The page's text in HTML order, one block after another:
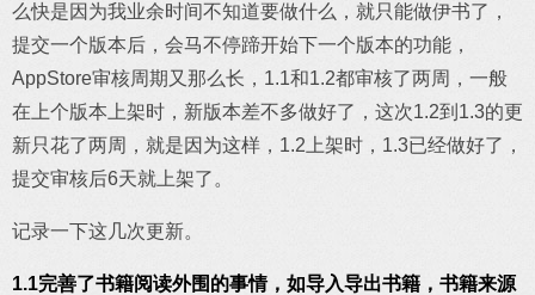
么快是因为我业余时间不知道要做什么，就只能做伊书了，
提交一个版本后，会马不停蹄开始下一个版本的功能，
AppStore审核周期又那么长，1.1和1.2都审核了两周，一般
在上个版本上架时，新版本差不多做好了，这次1.2到1.3的更
新只花了两周，就是因为这样，1.2上架时，1.3已经做好了，
提交审核后6天就上架了。
记录一下这几次更新。
1.1完善了书籍阅读外围的事情，如导入导出书籍，书籍来源